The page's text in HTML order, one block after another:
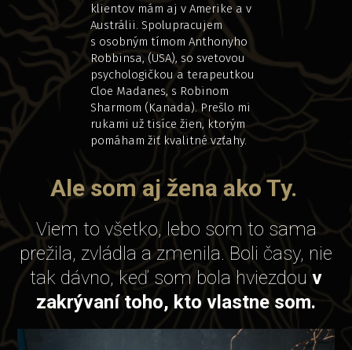
klientov mám aj v Amerike a v
Austrálii. Spolupracujem
s osobným tímom Anthonyho
Robbinsa, (USA), so svetovou
psychologičkou a terapeutkou
Cloe Madanes, s Robinom
Sharmom (Kanada). Prešlo mi
rukami už tisíce žien, ktorým
pomáham žiť kvalitné vzťahy.
Ale som aj žena ako Ty.
Viem to všetko, lebo som to sama
prežila, zvládla a zmenila. Boli časy, nie
tak dávno, keď som bola hviezdou v
zakrývaní toho, kto vlastne som.